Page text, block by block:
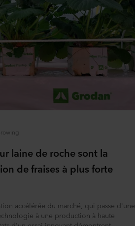
laine de roche sont la
de fraises à plus forte
accélérée du marché, qui passe d'une
à une production à haute